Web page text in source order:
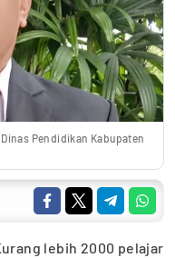
Pendidikan Kabupaten
lebih 2000 pelajar